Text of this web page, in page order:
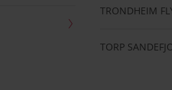
TRONDHEIM
TORP